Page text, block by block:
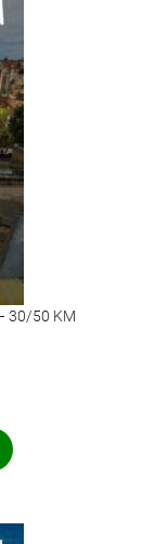
30/50 KM